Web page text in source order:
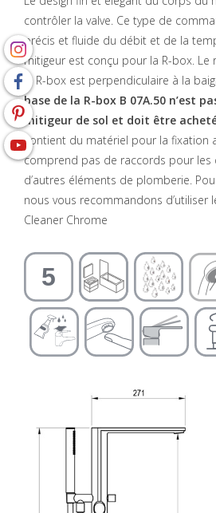
contrôler la valve. Ce type de
précis et fluide du débit et de la
mitigeur est conçu pour la R-box. Le
la R-box est perpendiculaire à la
base de la R-box B 07A.50 n’est
mitigeur de sol et doit être
contient du matériel pour la fixation
comprend pas de raccords pour les
d’autres éléments de plomberie.
nous vous recommandons d’utiliser
Cleaner Chrome